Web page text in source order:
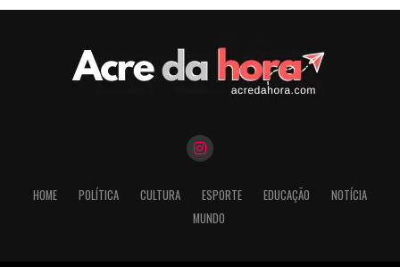
HOME POLÍTICA CULTURA ESPORTE EDUCAÇÃO
NOTÍCIA
MUNDO